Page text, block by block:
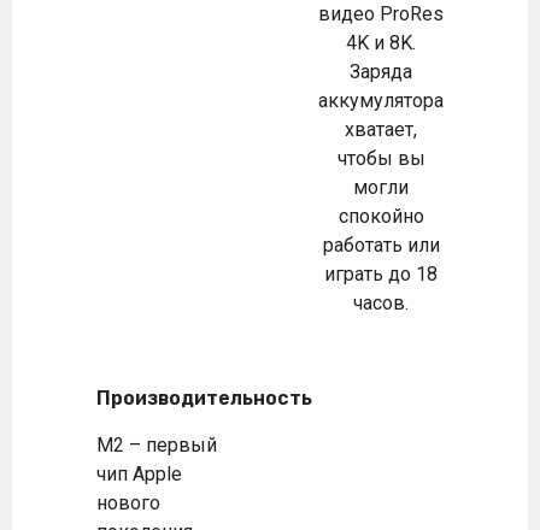
видео ProRes
4K и 8K.
Заряда
аккумулятора
хватает,
чтобы вы
могли
спокойно
работать или
играть до 18
часов.
Производительность
M2 – первый
чип Apple
нового